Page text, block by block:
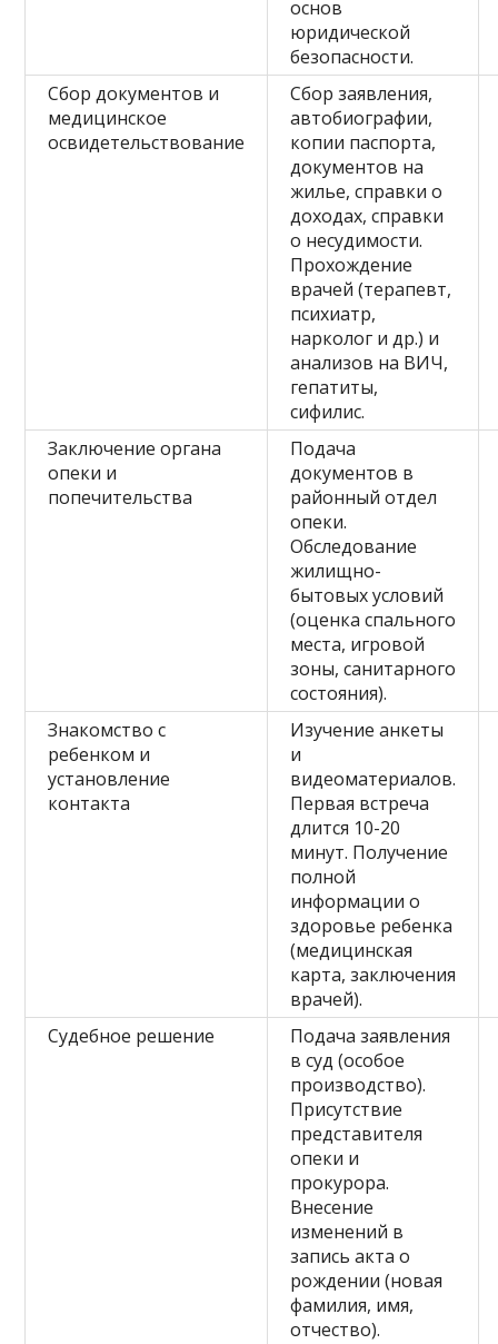
основ
юридической
безопасности.
Сбор документов и
медицинское
освидетельствование
Сбор заявления,
автобиографии,
копии паспорта,
документов на
жилье, справки о
доходах, справки
о несудимости.
Прохождение
врачей (терапевт,
психиатр,
нарколог и др.) и
анализов на ВИЧ,
гепатиты,
сифилис.
Заключение органа
опеки и
попечительства
Подача
документов в
районный отдел
опеки.
Обследование
жилищно-
бытовых условий
(оценка спального
места, игровой
зоны, санитарного
состояния).
Знакомство с
ребенком и
установление
контакта
Изучение анкеты
и
видеоматериалов.
Первая встреча
длится 10-20
минут. Получение
полной
информации о
здоровье ребенка
(медицинская
карта, заключения
врачей).
Судебное решение
Подача заявления
в суд (особое
производство).
Присутствие
представителя
опеки и
прокурора.
Внесение
изменений в
запись акта о
рождении (новая
фамилия, имя,
отчество).